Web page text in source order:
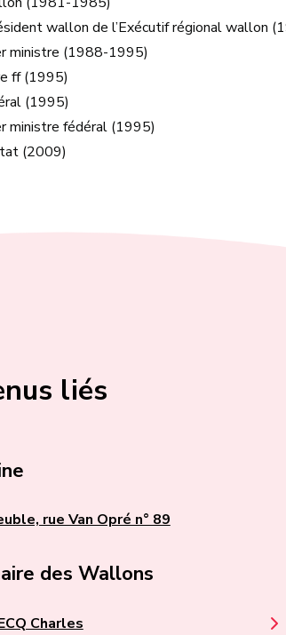
wallon de l’Exécutif régional wallon
ministre (1988-1995)
ff (1995)
(1995)
ministre fédéral (1995)
(2009)
liés
rue Van Opré n° 89
des Wallons
Charles